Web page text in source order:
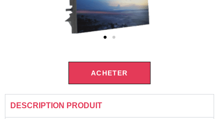
ACHETER
DESCRIPTION PRODUIT